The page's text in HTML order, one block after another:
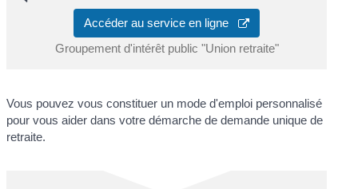
Accéder au service en ligne
Groupement d'intérêt public "Union retraite"
Vous pouvez vous constituer un mode d'emploi personnalisé
pour vous aider dans votre démarche de demande unique de
retraite.